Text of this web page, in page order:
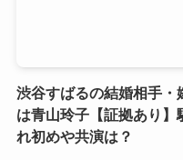
渋谷すばるの結婚相手・
は青山玲子【証拠あり】
れ初めや共演は？